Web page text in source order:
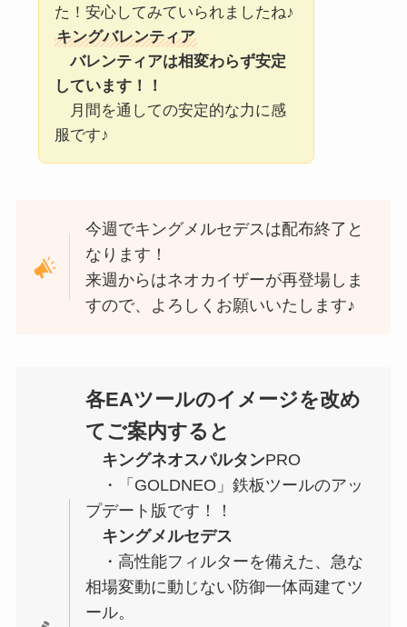
た！安心してみていられましたね♪
キングバレンティア
バレンティアは相変わらず安定
しています！！
月間を通しての安定的な力に感
服です♪
今週でキングメルセデスは配布終了と
なります！
来週からはネオカイザーが再登場しま
すので、よろしくお願いいたします♪
各EAツールのイメージを改め
てご案内すると
キングネオスパルタンPRO
・「GOLDNEO」鉄板ツールのアッ
プデート版です！！
キングメルセデス
・高性能フィルターを備えた、急な
相場変動に動じない防御一体両建てツ
ール。